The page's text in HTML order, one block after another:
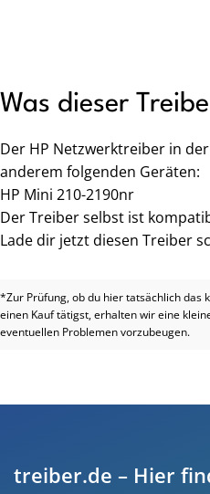
Was dieser
Der HP Netzwerktreiber in
anderem folgenden Geräten:
HP Mini 210-2190nr
Der Treiber selbst ist
Lade dir jetzt diesen Treiber
*Zur Prüfung, ob du hier tatsächlich das
einen Kauf tätigst, erhalten wir eine
eventuellen Problemen vorzubeugen.
treiber.de – Hier